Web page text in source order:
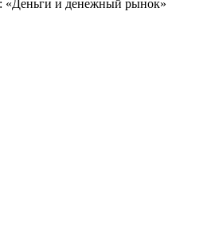
«Деньги и денежный рынок»